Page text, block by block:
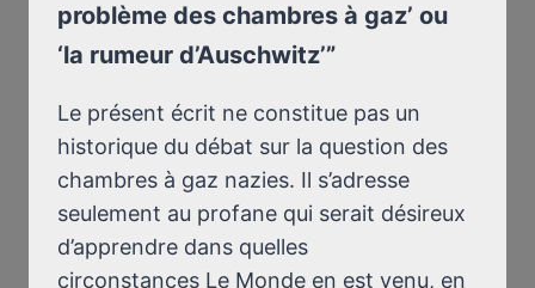
AUSCHWITZ’”
problème des chambres à gaz’ ou
‘la rumeur d’Auschwitz’”
Le présent écrit ne constitue pas un
historique du débat sur la question des
chambres à gaz nazies. Il s’adresse
seulement au profane qui serait désireux
d’apprendre dans quelles
circonstances Le Monde en est venu, en